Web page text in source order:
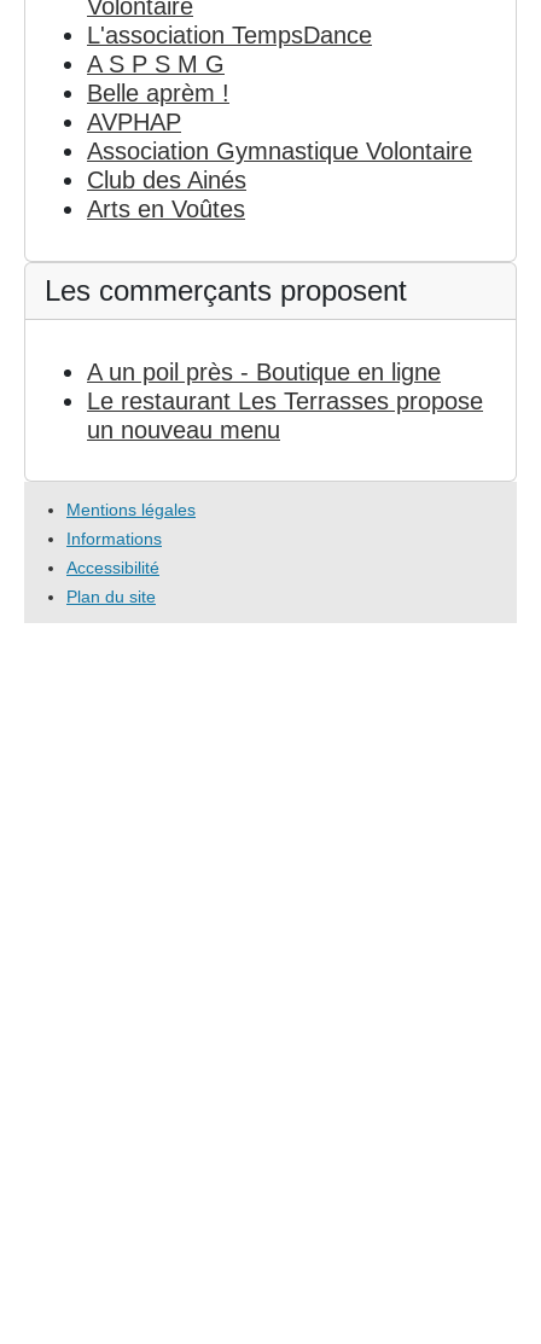
Volontaire
L'association TempsDance
A S P S M G
Belle aprèm !
AVPHAP
Association Gymnastique Volontaire
Club des Ainés
Arts en Voûtes
Les commerçants proposent
A un poil près - Boutique en ligne
Le restaurant Les Terrasses propose
un nouveau menu
Mentions légales
Informations
Accessibilité
Plan du site